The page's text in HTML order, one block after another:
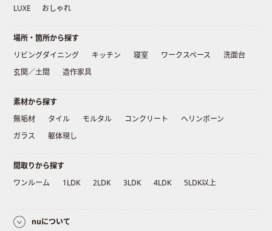
LUXE
おしゃれ
場所・箇所から探す
リビングダイニング
キッチン 寝室 ワークスペース
洗面台
玄関／土間
造作家具
素材から探す
無垢材
タイル モルタル コンクリート
ヘリンボーン
ガラス
躯体現し
間取りから探す
ワンルーム
1LDK 2LDK 3LDK 4LDK 5LDK以上
nuについて